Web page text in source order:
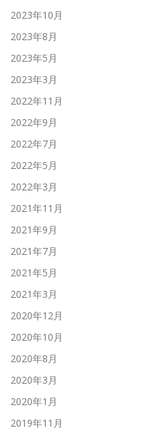
2023年10月
2023年8月
2023年5月
2023年3月
2022年11月
2022年9月
2022年7月
2022年5月
2022年3月
2021年11月
2021年9月
2021年7月
2021年5月
2021年3月
2020年12月
2020年10月
2020年8月
2020年3月
2020年1月
2019年11月